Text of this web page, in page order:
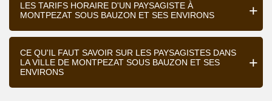
LES TARIFS HORAIRE D'UN PAYSAGISTE À
MONTPEZAT SOUS BAUZON ET SES ENVIRONS
CE QU'IL FAUT SAVOIR SUR LES PAYSAGISTES DANS
LA VILLE DE MONTPEZAT SOUS BAUZON ET SES
ENVIRONS